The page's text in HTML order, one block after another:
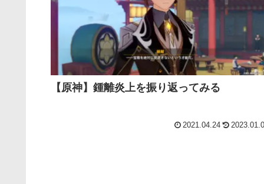
【原神】鍾離炎上を振り返ってみる
2021.04.24